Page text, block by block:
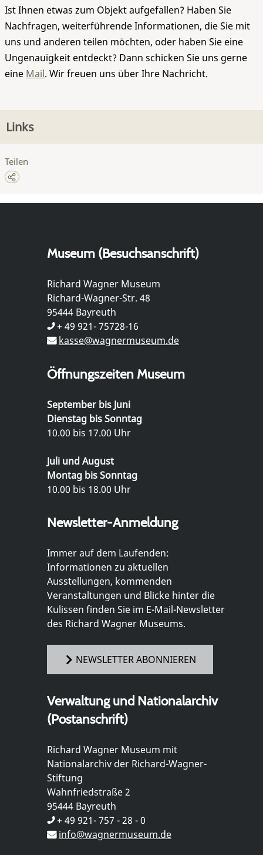
Ist Ihnen etwas zum Objekt aufgefallen? Haben Sie
Nachfragen, weiterführende Informationen, die Sie mit
uns und anderen teilen möchten, oder haben Sie eine
Ungenauigkeit entdeckt? Dann schicken Sie uns gerne
eine Mail. Wir freuen uns über Ihre Nachricht.
Links
Teilen
Museum (Besuchsanschrift)
Richard Wagner Museum
Richard-Wagner-Str. 48
95444 Bayreuth
+ 49 921- 75728-16
kasse@wagnermuseum.de
Öffnungszeiten Museum
September bis Juni
Dienstag bis Sonntag
10.00 bis 17.00 Uhr
Juli und August
Montag bis Sonntag
10.00 bis 18.00 Uhr
Newsletter-Anmeldung
Immer auf dem Laufenden:
Informationen zu aktuellen
Ausstellungen, kommenden
Veranstaltungen und Blicke hinter die
Kulissen finden Sie im E-Mail-Newsletter
des Richard Wagner Museums.
NEWSLETTER ABONNIEREN
Verwaltung und Nationalarchiv
(Postanschrift)
Richard Wagner Museum mit
Nationalarchiv der Richard-Wagner-
Stiftung
Wahnfriedstraße 2
95444 Bayreuth
+ 49 921- 757 - 28 - 0
info@wagnermuseum.de